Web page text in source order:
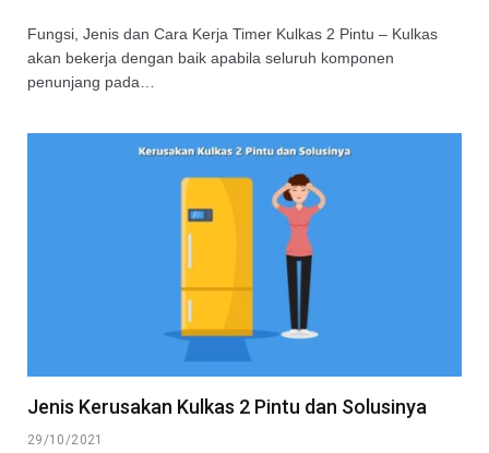
Fungsi, Jenis dan Cara Kerja Timer Kulkas 2 Pintu – Kulkas
akan bekerja dengan baik apabila seluruh komponen
penunjang pada…
Jenis Kerusakan Kulkas 2 Pintu dan Solusinya
29/10/2021